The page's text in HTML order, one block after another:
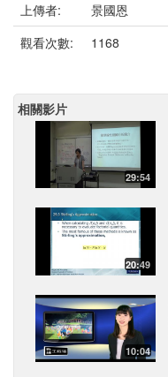
上傳者:
景國恩
觀看次數:
1168
相關影片
29:54
20:49
10:04